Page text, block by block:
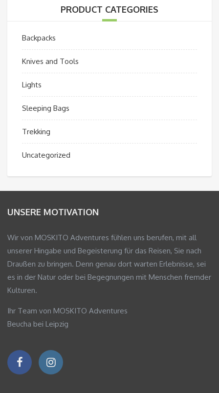
PRODUCT CATEGORIES
Backpacks
Knives and Tools
Lights
Sleeping Bags
Trekking
Uncategorized
UNSERE MOTIVATION
Wir von MOSKITO Adventures fühlen uns berufen, mit all
unserer Hingabe und Begeisterung für das Reisen, Sie nach
Draußen zu bringen. Denn genau dort warten Erlebnisse, sei
es in der Natur oder bei Begegnungen mit Menschen fremder
Kulturen.
Ihr Team von MOSKITO Adventures
Beucha bei Leipzig